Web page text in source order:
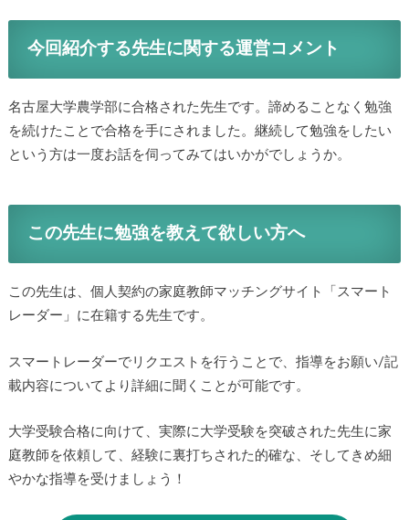
今回紹介する先生に関する運営コメント
名古屋大学農学部に合格された先生です。諦めることなく勉強
を続けたことで合格を手にされました。継続して勉強をしたい
という方は一度お話を伺ってみてはいかがでしょうか。
この先生に勉強を教えて欲しい方へ
この先生は、個人契約の家庭教師マッチングサイト「スマート
レーダー」に在籍する先生です。
スマートレーダーでリクエストを行うことで、指導をお願い/記
載内容についてより詳細に聞くことが可能です。
大学受験合格に向けて、実際に大学受験を突破された先生に家
庭教師を依頼して、経験に裏打ちされた的確な、そしてきめ細
やかな指導を受けましょう！